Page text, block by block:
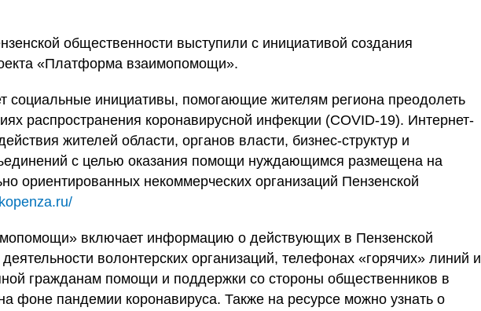
общественности выступили с инициативой создания
«Платформа взаимопомощи».
социальные инициативы, помогающие жителям региона преодолеть
распространения коронавирусной инфекции (COVID-19). Интернет-
жителей области, органов власти, бизнес-структур и
с целью оказания помощи нуждающимся размещена на
ориентированных некоммерческих организаций Пензенской
включает информацию о действующих в Пензенской
волонтерских организаций, телефонах «горячих» линий и
гражданам помощи и поддержки со стороны общественников в
фоне пандемии коронавируса. Также на ресурсе можно узнать о